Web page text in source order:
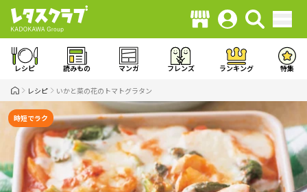
レシピ 読みもの マンガ フレンズ ランキング 特集
レシピ いかと菜の花のトマトグラタン
時短でラク